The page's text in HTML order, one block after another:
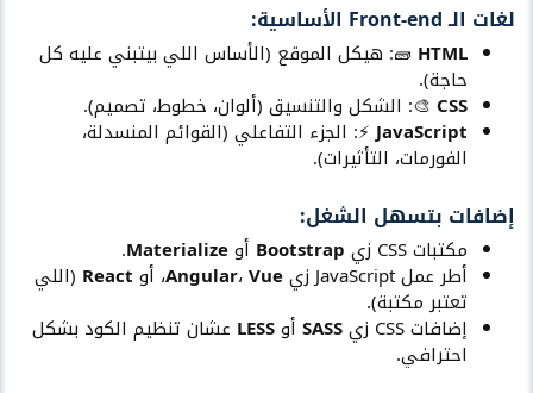
لغات الـ Front-end الأساسية:​
HTML 🧱: هيكل الموقع (الأساس اللي بيتبني عليه كل
حاجة).
CSS 🎨: الشكل والتنسيق (ألوان، خطوط، تصميم).
JavaScript⚡: الجزء التفاعلي (القوائم المنسدلة،
الفورمات، التأثيرات).
إضافات بتسهل الشغل:​
مكتبات CSS زي Bootstrap أوMaterialize
.
أطر عمل JavaScript زي Angular،Vue ، أو React (اللي
تعتبر مكتبة).
إضافات CSS زي SASS أوLESS عشان تنظيم الكود بشكل
احترافي.